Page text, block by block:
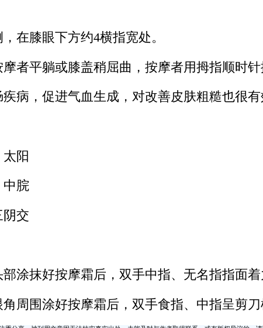
在膝眼下方约4横指宽处。
者平躺或膝盖稍屈曲，按摩者用拇指顺时
病，促进气血生成，对改善皮肤粗糙也很有
阳
中脘
阴交
涂抹好按摩霜后，双手中指、无名指指面
周围涂好按摩霜后，双手食指、中指呈剪